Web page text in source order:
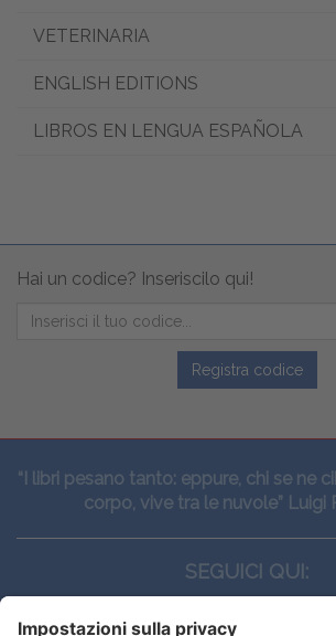
VETERINARIA
ENGLISH EDITIONS
LIBROS EN LENGUA ESPAÑOLA
Hai un codice? Inseriscilo qui!
Registra codice
“I libri pesano tanto: eppure, chi se ne
corpo, vive tra le nuvole” Luigi
SEGUICI QUI: